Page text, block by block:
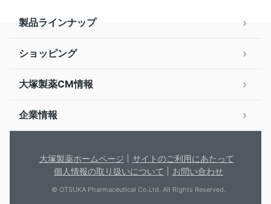
製品ラインナップ
ショッピング
大塚製薬CM情報
企業情報
大塚製薬ホームページ
サイトのご利用にあたって
個人情報の取り扱いについて
お問い合わせ
© OTSUKA Pharmaceutical Co.Ltd. All Rights Reserved.